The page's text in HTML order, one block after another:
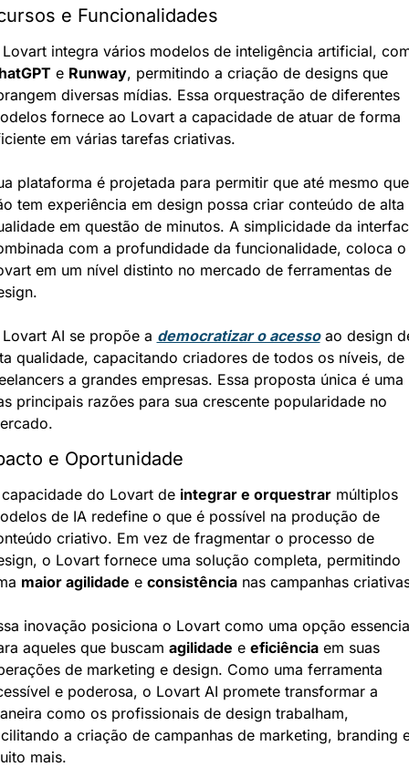
e Funcionalidades
e Runway, permitindo a criação de designs que
diversas mídias. Essa orquestração de diferentes
fornece ao Lovart a capacidade de atuar de forma
em várias tarefas criativas.
plataforma é projetada para permitir que até mesmo
tem experiência em design possa criar conteúdo de alta
em questão de minutos. A simplicidade da
com a profundidade da funcionalidade, coloca o
em um nível distinto no mercado de ferramentas de
Lovart AI se propõe a democratizar o acesso ao design
qualidade, capacitando criadores de todos os níveis, de
a grandes empresas. Essa proposta única é uma
principais razões para sua crescente popularidade no
e Oportunidade
do Lovart de integrar e orquestrar múltiplos
de IA redefine o que é possível na produção de
criativo. Em vez de fragmentar o processo de
o Lovart fornece uma solução completa, permitindo
maior agilidade e consistência nas campanhas
inovação posiciona o Lovart como uma opção
aqueles que buscam agilidade e eficiência em suas
de marketing e design. Como uma ferramenta
e poderosa, o Lovart AI promete transformar a
como os profissionais de design trabalham,
a criação de campanhas de marketing, branding
mais.